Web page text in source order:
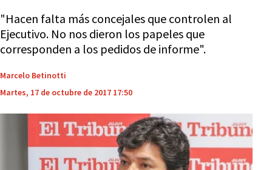
"Hacen falta más concejales que controlen al
Ejecutivo. No nos dieron los papeles que
corresponden a los pedidos de informe".
Marcelo Betinotti
Martes, 17 de octubre de 2017 17:50